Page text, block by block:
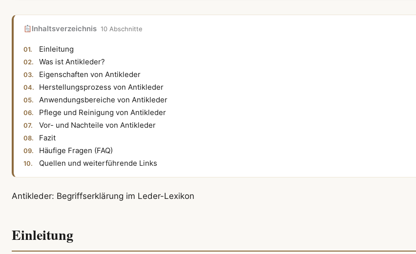
Inhaltsverzeichnis 10 Abschnitte
Einleitung
Was ist Antikleder?
Eigenschaften von Antikleder
Herstellungsprozess von Antikleder
Anwendungsbereiche von Antikleder
Pflege und Reinigung von Antikleder
Vor- und Nachteile von Antikleder
Fazit
Häufige Fragen (FAQ)
Quellen und weiterführende Links
Antikleder: Begriffserklärung im Leder-Lexikon
Einleitung